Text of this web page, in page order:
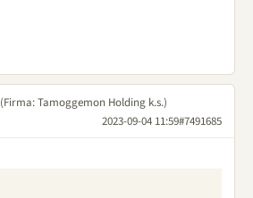
(Firma: Tamoggemon Holding k.s.)
2023-09-04 11:59#7491685